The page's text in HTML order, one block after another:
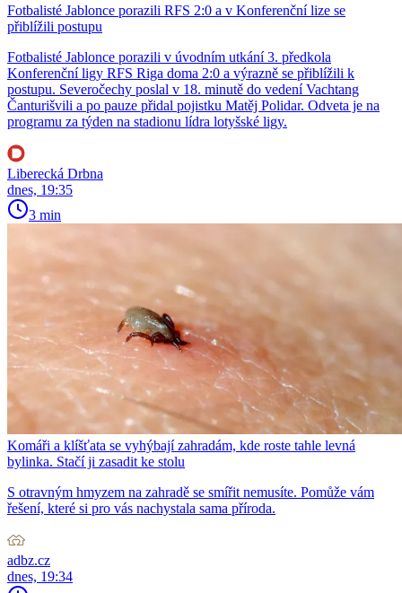
Fotbalisté Jablonce porazili RFS 2:0 a v Konferenční lize se
přiblížili postupu
Fotbalisté Jablonce porazili v úvodním utkání 3. předkola
Konferenční ligy RFS Riga doma 2:0 a výrazně se přiblížili k
postupu. Severočechy poslal v 18. minutě do vedení Vachtang
Čanturišvili a po pauze přidal pojistku Matěj Polidar. Odveta je na
programu za týden na stadionu lídra lotyšské ligy.
Liberecká Drbna
dnes, 19:35
3 min
Komáři a klíšťata se vyhýbají zahradám, kde roste tahle levná
bylinka. Stačí ji zasadit ke stolu
S otravným hmyzem na zahradě se smířit nemusíte. Pomůže vám
řešení, které si pro vás nachystala sama příroda.
adbz.cz
dnes, 19:34